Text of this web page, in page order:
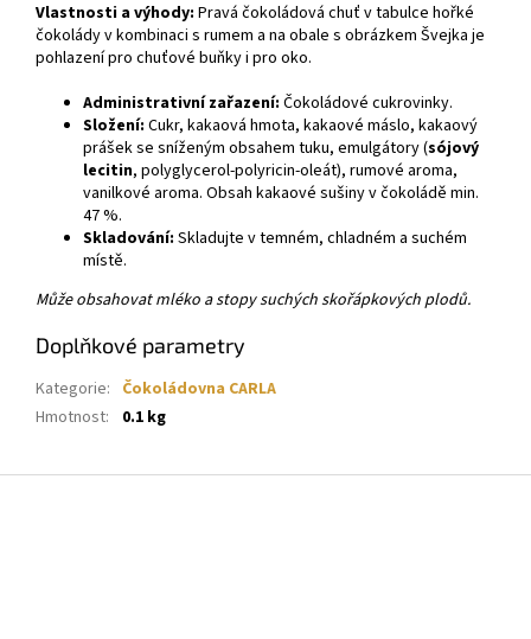
Vlastnosti a výhody: Pravá čokoládová chuť v tabulce hořké
čokolády v kombinaci s rumem a na obale s obrázkem Švejka je
pohlazení pro chuťové buňky i pro oko.
Administrativní zařazení: Čokoládové cukrovinky.
Složení: Cukr, kakaová hmota, kakaové máslo, kakaový
prášek se sníženým obsahem tuku, emulgátory (sójový
lecitin, polyglycerol-polyricin-oleát), rumové aroma,
vanilkové aroma. Obsah kakaové sušiny v čokoládě min.
47 %.
Skladování: Skladujte v temném, chladném a suchém
místě.
Může obsahovat mléko a stopy suchých skořápkových plodů.
Doplňkové parametry
Kategorie: Čokoládovna CARLA
Hmotnost: 0.1 kg